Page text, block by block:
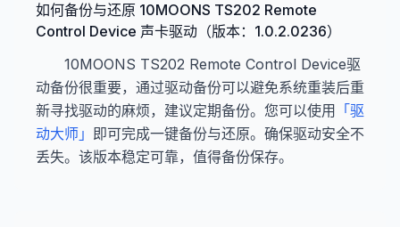
如何备份与还原 10MOONS TS202 Remote
Control Device 声卡驱动（版本：1.0.2.0236）
10MOONS TS202 Remote Control Device驱
动备份很重要，通过驱动备份可以避免系统重装后重
新寻找驱动的麻烦，建议定期备份。您可以使用
「驱
动大师」 即可完成一键备份与还原。确保驱动安全不
丢失。该版本稳定可靠，值得备份保存。